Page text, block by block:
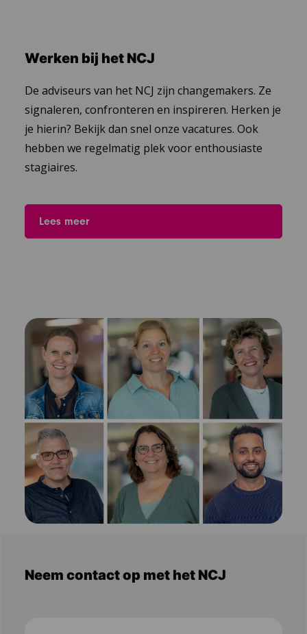
Werken bij het NCJ
De adviseurs van het NCJ zijn changemakers. Ze
signaleren, confronteren en inspireren. Herken je
je hierin? Bekijk dan snel onze vacatures. Ook
hebben we regelmatig plek voor enthousiaste
stagiaires.
Lees meer
Neem contact op met het NCJ